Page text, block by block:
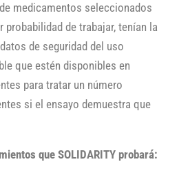
medicamentos seleccionados
probabilidad de trabajar, tenían la
de seguridad del uso
que estén disponibles en
para tratar un número
si el ensayo demuestra que
que SOLIDARITY probará: